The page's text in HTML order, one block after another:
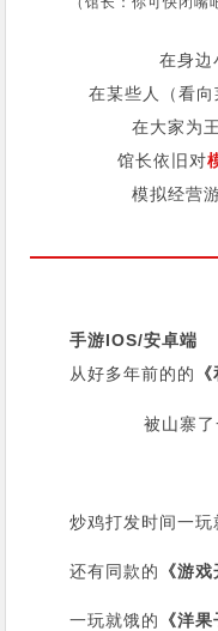
在身边
在某些人（看
在大家为
馆长依旧对
模拟经营
手游IOS/安卓端
从好多年前的的
被山寨
炒鸡打发时间一玩
还有同款的 《游
一玩就饿的 《洋果